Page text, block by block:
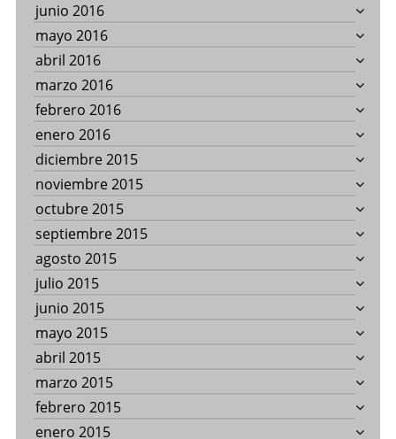
junio 2016
mayo 2016
abril 2016
marzo 2016
febrero 2016
enero 2016
diciembre 2015
noviembre 2015
octubre 2015
septiembre 2015
agosto 2015
julio 2015
junio 2015
mayo 2015
abril 2015
marzo 2015
febrero 2015
enero 2015